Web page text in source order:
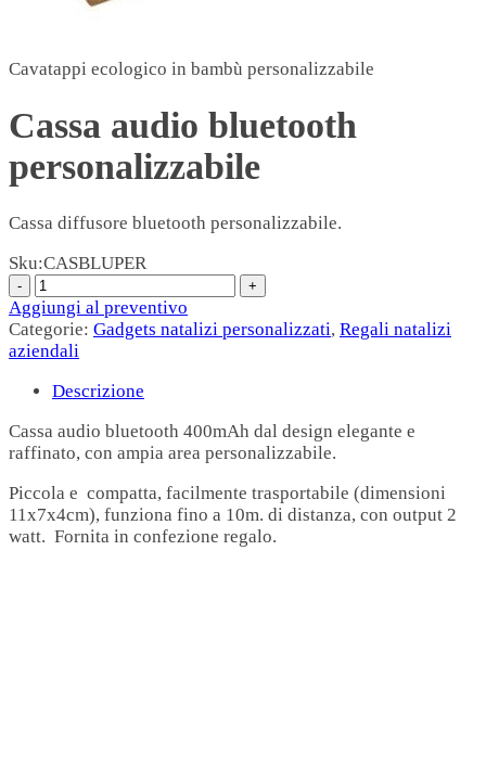
Cavatappi ecologico in bambù personalizzabile
Cassa audio bluetooth
personalizzabile
Cassa diffusore bluetooth personalizzabile.
Sku:CASBLUPER
Aggiungi al preventivo
Categorie: Gadgets natalizi personalizzati, Regali natalizi
aziendali
Descrizione
Cassa audio bluetooth 400mAh dal design elegante e
raffinato, con ampia area personalizzabile.
Piccola e compatta, facilmente trasportabile (dimensioni
11x7x4cm), funziona fino a 10m. di distanza, con output 2
watt. Fornita in confezione regalo.